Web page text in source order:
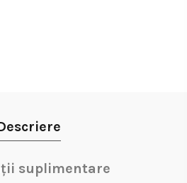
suplimentare